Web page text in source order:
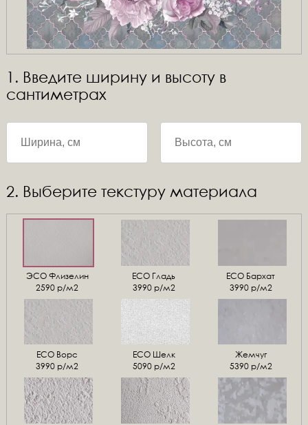
1. Введите ширину и высоту в
сантиметрах
2. Выберите текстуру материала
ЭСО Флизелин
2590 р/м2
ЕСО Гладь
3990 р/м2
ECO Бархат
3990 р/м2
ЕСО Ворс
3990 р/м2
ЕСО Шелк
5090 р/м2
Жемчуг
5390 р/м2